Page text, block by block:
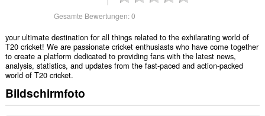
Gesamte Bewertungen:0
your ultimate destination for all things related to the exhilarating world of
T20 cricket! We are passionate cricket enthusiasts who have come together
to create a platform dedicated to providing fans with the latest news,
analysis, statistics, and updates from the fast-paced and action-packed
world of T20 cricket.
Bildschirmfoto